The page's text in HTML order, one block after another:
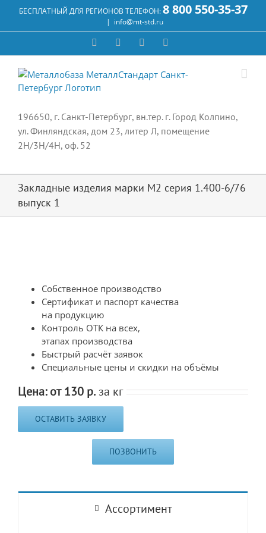
content
БЕСПЛАТНЫЙ ДЛЯ РЕГИОНОВ ТЕЛЕФОН:8 800 550-35-37
| info@mt-std.ru
WhatsApp Email
196650, г. Санкт-Петербург, вн.тер. г. Город Колпино,
ул. Финляндская, дом 23, литер Л, помещение
2Н/3Н/4Н, оф. 52
Закладные изделия марки М2 серия 1.400-6/76
выпуск 1
Собственное производство
Сертификат и паспорт качества
на продукцию
Контроль ОТК на всех,
этапах производства
Быстрый расчёт заявок
Специальные цены и скидки на объёмы
Цена: от 130 р. за кг
ОСТАВИТЬ ЗАЯВКУ
ПОЗВОНИТЬ
Ассортимент